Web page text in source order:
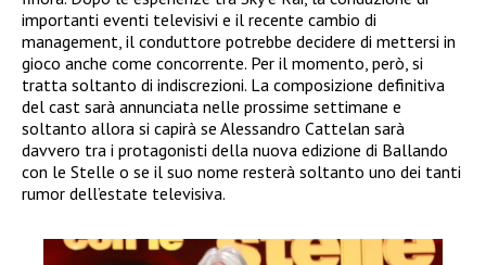
importanti eventi televisivi e il recente cambio di
management, il conduttore potrebbe decidere di mettersi in
gioco anche come concorrente. Per il momento, però, si
tratta soltanto di indiscrezioni. La composizione definitiva
del cast sarà annunciata nelle prossime settimane e
soltanto allora si capirà se Alessandro Cattelan sarà
davvero tra i protagonisti della nuova edizione di Ballando
con le Stelle o se il suo nome resterà soltanto uno dei tanti
rumor dell’estate televisiva.